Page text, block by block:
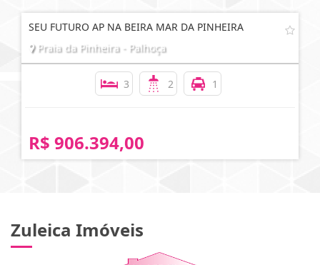
SEU FUTURO AP NA BEIRA MAR DA PINHEIRA
Praia da Pinheira - Palhoça
3 2 1
R$ 906.394,00
Zuleica Imóveis